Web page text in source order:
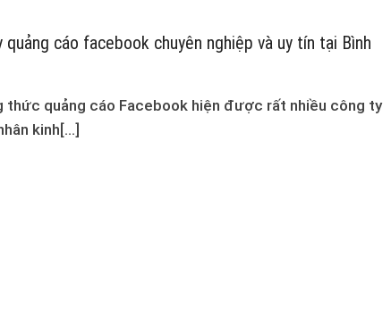
quảng cáo facebook chuyên nghiệp và uy tín tại Bình
thức quảng cáo Facebook hiện được rất nhiều công ty
kinh[...]